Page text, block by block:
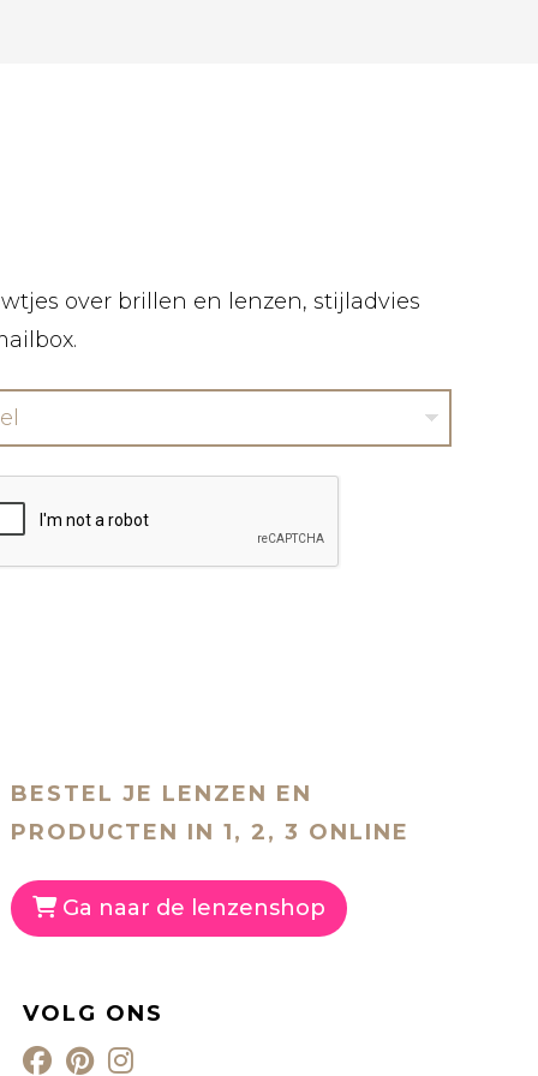
over brillen en lenzen, stijladvies
BESTEL JE LENZEN EN
PRODUCTEN IN 1, 2, 3 ONLINE
Ga naar de lenzenshop
VOLG ONS